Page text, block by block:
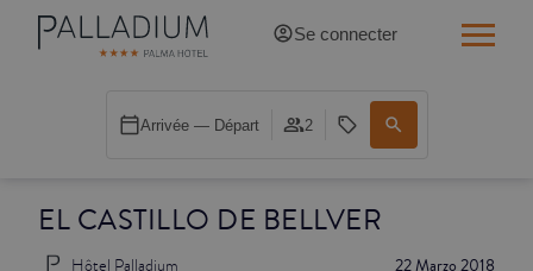
EL CASTILLO DE BELLVER
22 Marzo 2018
Hôtel Palladium
Se connecter
Arrivée — Départ 2
SINGLE BALCON CATHÉDRALE